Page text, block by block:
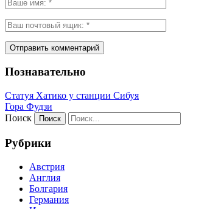
Познавательно
Статуя Хатико у станции Сибуя
Гора Фудзи
Поиск
Рубрики
Австрия
Англия
Болгария
Германия